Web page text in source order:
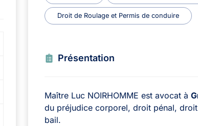
Droit de Roulage et Permis de conduire
Présentation
Maître Luc NOIRHOMME est avocat à
du préjudice corporel, droit pénal,
bail.